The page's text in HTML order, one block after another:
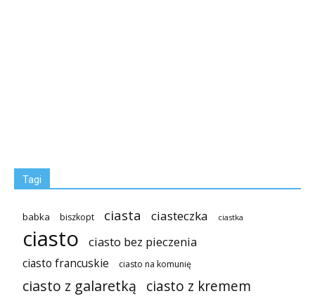
Tagi
babka biszkopt ciasta ciasteczka ciastka
ciasto ciasto bez pieczenia
ciasto francuskie ciasto na komunię
ciasto z galaretką ciasto z kremem